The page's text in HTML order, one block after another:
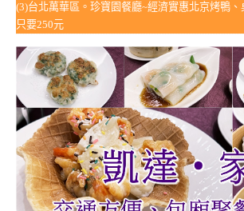
(3)台北萬華區。珍寶園餐廳~經濟實惠北京烤鴨
只要250元